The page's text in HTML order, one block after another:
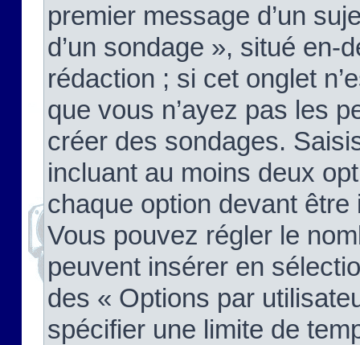
premier message d’un
d’un sondage », situé en-
rédaction ; si cet onglet
que vous n’ayez pas les
créer des sondages.
incluant au moins deux
chaque option devant
Vous pouvez régler le
peuvent insérer en
des « Options par
spécifier une limite de